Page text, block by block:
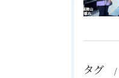
タグ